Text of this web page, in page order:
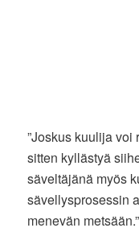
”Joskus kuulija
sitten kyllästyä
säveltäjänä myös
sävellysprosessin
menevän